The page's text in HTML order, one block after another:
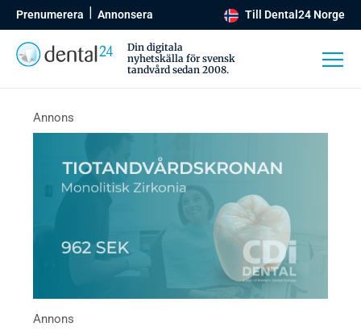
Prenumerera Annonsera Till Dental24 Norge
Din digitala
nyhetskälla för svensk
tandvård sedan 2008.